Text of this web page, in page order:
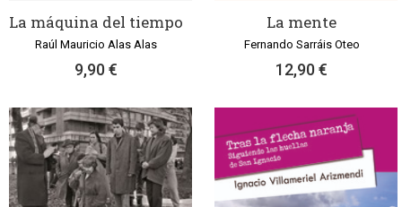
La máquina del tiempo
Raúl Mauricio Alas Alas
9,90 €
La mente
Fernando Sarráis Oteo
12,90 €